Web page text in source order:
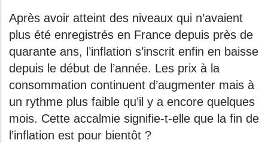
Après avoir atteint des niveaux qui n’avaient
plus été enregistrés en France depuis près de
quarante ans, l’inflation s’inscrit enfin en baisse
depuis le début de l’année. Les prix à la
consommation continuent d’augmenter mais à
un rythme plus faible qu’il y a encore quelques
mois. Cette accalmie signifie-t-elle que la fin de
l’inflation est pour bientôt ?